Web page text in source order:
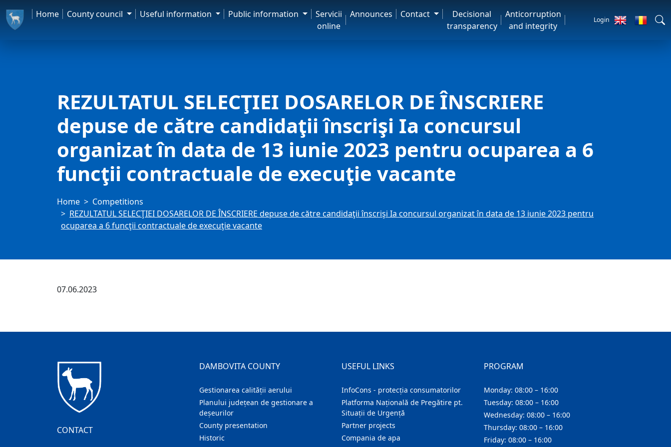
Home County council Useful information Public information
Servicii
online
Announces Contact
Decisional
transparency
Anticorruption
and integrity
Login
REZULTATUL SELECŢIEI DOSARELOR DE ÎNSCRIERE
depuse de către candidaţii înscrişi Ia concursul
organizat în data de 13 iunie 2023 pentru ocuparea a 6
funcţii contractuale de execuţie vacante
Home
Competitions
REZULTATUL SELECŢIEI DOSARELOR DE ÎNSCRIERE depuse de către candidaţii înscrişi Ia concursul organizat în data de 13 iunie 2023 pentru
ocuparea a 6 funcţii contractuale de execuţie vacante
07.06.2023
CONTACT
DAMBOVITA COUNTY
Gestionarea calității aerului
Planului județean de gestionare a
deșeurilor
County presentation
Historic
USEFUL LINKS
InfoCons - protecția consumatorilor
Platforma Națională de Pregătire pt.
Situații de Urgență
Partner projects
Compania de apa
PROGRAM
Monday: 08:00 – 16:00
Tuesday: 08:00 – 16:00
Wednesday: 08:00 – 16:00
Thursday: 08:00 – 16:00
Friday: 08:00 – 16:00